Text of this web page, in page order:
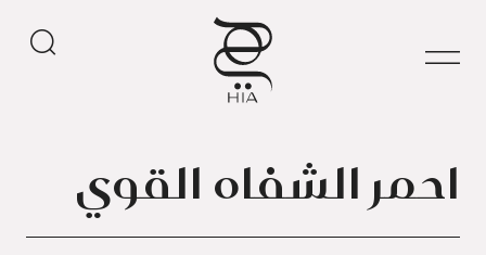
احمر الشفاه القوي